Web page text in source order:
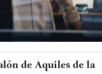
de Aquiles de la